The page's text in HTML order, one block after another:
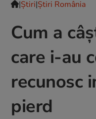
|Ştiri|Știri România
Cum a
care i-au
recunosc
pierd